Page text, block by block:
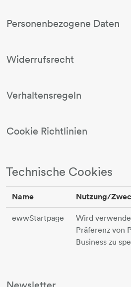
Personenbezogene Daten
Widerrufsrecht
Verhaltensregeln
Cookie Richtlinien
Technische Cookies
Name Nutzung/
ewwStartpage
Wird
Präferenz von
Business zu